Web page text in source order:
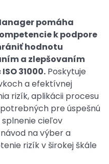
pomáha
k podpore
hodnotu
a zlepšovaním
31000. Poskytuje
a efektívnej
rizík, aplikácii procesu
pre úspešnú
cieľov
na výber a
rizík v širokej škále